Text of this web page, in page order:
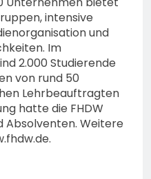
intensive
und
Im
2.000 Studierende
von rund 50
Lehrbeauftragten
hatte die FHDW
Absolventen. Weitere